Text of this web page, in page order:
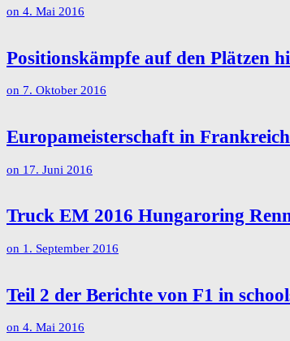
on 4. Mai 2016
Positionskämpfe auf den Plätzen
on 7. Oktober 2016
Europameisterschaft in
on 17. Juni 2016
Truck EM 2016 Hungaroring
on 1. September 2016
Teil 2 der Berichte von F1 in
on 4. Mai 2016